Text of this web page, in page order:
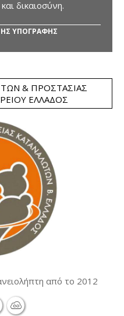
δικαιοσύνη.
ΥΠΟΓΡΑΦΗΣ
& ΠΡΟΣΤΑΣΊΑΣ
ΕΛΛΆΔΟΣ
από το 2012